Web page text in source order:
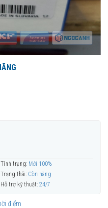
Tình trạng: Mới 100%
Trạng thái: Còn hàng
Hỗ trợ kỹ thuật: 24/7
điểm